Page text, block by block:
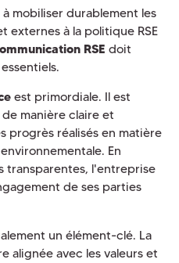
mobiliser durablement les
externes à la politique RSE
RSE doit
est primordiale. Il est
manière claire et
progrès réalisés en matière
En
transparentes, l'entreprise
de ses parties
un élément-clé. La
alignée avec les valeurs et